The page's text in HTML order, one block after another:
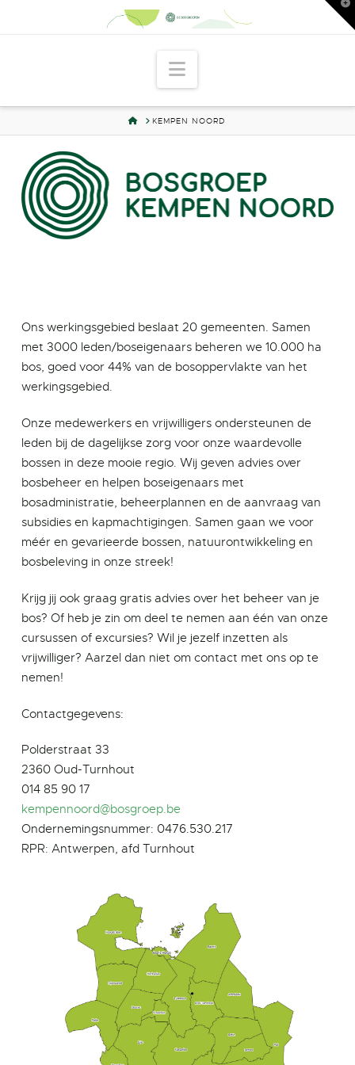
Navigation
HOMEKEMPEN NOORD
Ons werkingsgebied beslaat 20 gemeenten. Samen
met 3000 leden/boseigenaars beheren we 10.000 ha
bos, goed voor 44% van de bosoppervlakte van het
werkingsgebied.
Onze medewerkers en vrijwilligers ondersteunen de
leden bij de dagelijkse zorg voor onze waardevolle
bossen in deze mooie regio. Wij geven advies over
bosbeheer en helpen boseigenaars met
bosadministratie, beheerplannen en de aanvraag van
subsidies en kapmachtigingen. Samen gaan we voor
méér en gevarieerde bossen, natuurontwikkeling en
bosbeleving in onze streek!
Krijg jij ook graag gratis advies over het beheer van je
bos? Of heb je zin om deel te nemen aan één van onze
cursussen of excursies? Wil je jezelf inzetten als
vrijwilliger? Aarzel dan niet om contact met ons op te
nemen!
Contactgegevens:
Polderstraat 33
2360 Oud-Turnhout
014 85 90 17
kempennoord@bosgroep.be
Ondernemingsnummer: 0476.530.217
RPR: Antwerpen, afd Turnhout